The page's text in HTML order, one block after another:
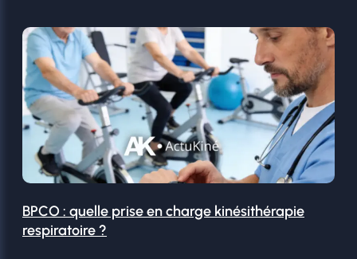
BPCO : quelle prise en charge kinésithérapie
respiratoire ?